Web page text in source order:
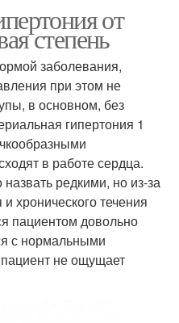
от
степень
заболевания,
при этом не
в основном, без
гипертония 1
в работе сердца.
редкими, но из-за
хронического течения
пациентом довольно
с нормальными
не ощущает